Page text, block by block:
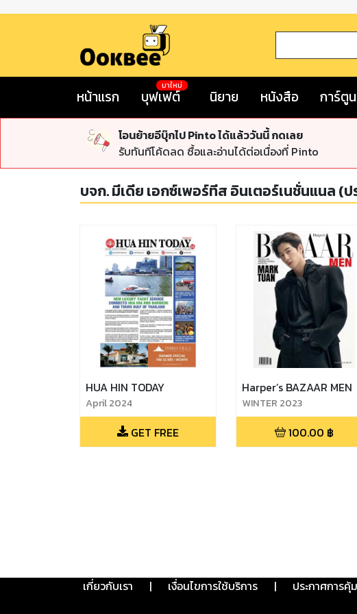
หน้าแรก บุฟเฟต์
มาใหม่
นิยาย หนังสือ การ์ตูน
โอนย้ายอีบุ๊กไป Pinto ได้แล้ววันนี้ กดเลย
รับทันทีโค้ดลด ซื้อและอ่านได้ต่อเนื่องที่ Pinto
บจก. มีเดีย เอกซ์เพอร์ทีส อินเตอร์เนชั่นแนล (ป
HUA HIN TODAY
April 2024
GET FREE
Harper’s BAZAAR MEN
WINTER 2023
100.00 ฿
เกี่ยวกับเรา | เงื่อนไขการใช้บริการ | ประกาศการคุ้